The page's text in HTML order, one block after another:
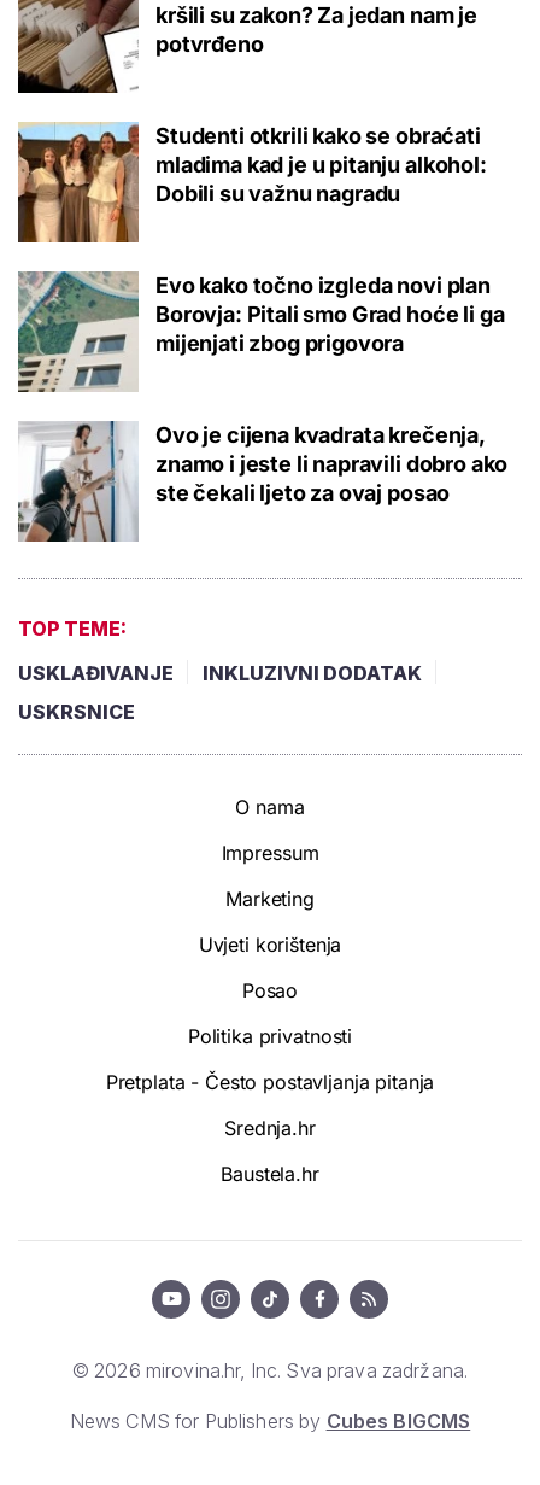
kršili su zakon? Za jedan nam je
potvrđeno
Studenti otkrili kako se obraćati
mladima kad je u pitanju alkohol:
Dobili su važnu nagradu
Evo kako točno izgleda novi plan
Borovja: Pitali smo Grad hoće li ga
mijenjati zbog prigovora
Ovo je cijena kvadrata krečenja,
znamo i jeste li napravili dobro ako
ste čekali ljeto za ovaj posao
TOP TEME:
USKLAĐIVANJE
INKLUZIVNI DODATAK
USKRSNICE
O nama
Impressum
Marketing
Uvjeti korištenja
Posao
Politika privatnosti
Pretplata - Često postavljanja pitanja
Srednja.hr
Baustela.hr
© 2026 mirovina.hr, Inc. Sva prava zadržana.
News CMS for Publishers by Cubes BIGCMS